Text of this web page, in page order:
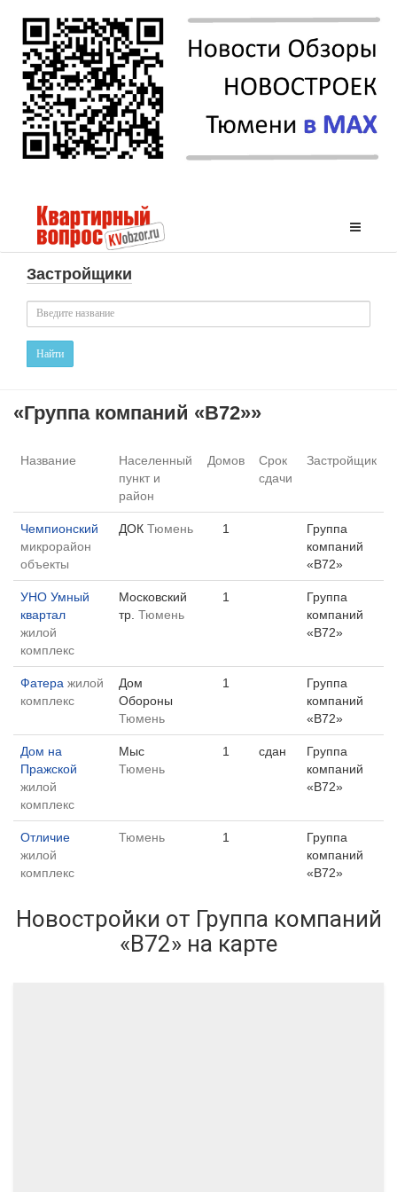
Застройщики
Найти
«Группа компаний «В72»»
Название
Населенный
пункт и
район
Домов
Срок
сдачи
Застройщик
Чемпионский
микрорайон
объекты
ДОК Тюмень 1
Группа
компаний
«В72»
УНО Умный
квартал
жилой
комплекс
Московский
тр. Тюмень
1
Группа
компаний
«В72»
Фатера жилой
комплекс
Дом
Обороны
Тюмень
1
Группа
компаний
«В72»
Дом на
Пражской
жилой
комплекс
Мыс
Тюмень
1 сдан
Группа
компаний
«В72»
Отличие
жилой
комплекс
Тюмень 1
Группа
компаний
«В72»
Новостройки от Группа компаний
«В72» на карте